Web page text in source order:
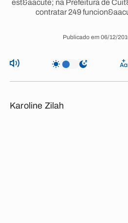
est&aacute; na Prefeitura de
contratar 249
Publicado em 06/12/
Karoline Zilah